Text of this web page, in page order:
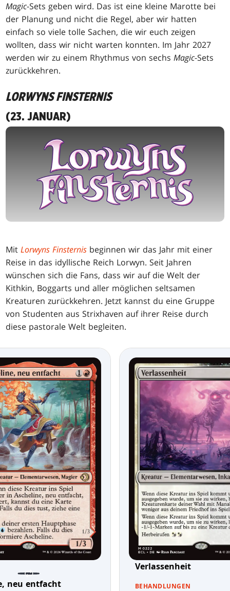
Magic-Sets geben wird. Das ist eine kleine Marotte bei
der Planung und nicht die Regel, aber wir hatten
einfach so viele tolle Sachen, die wir euch zeigen
wollten, dass wir nicht warten konnten. Im Jahr 2027
werden wir zu einem Rhythmus von sechsMagic-Sets
zurückkehren.
LORWYNS FINSTERNIS
(23. JANUAR)
MitLorwyns Finsternis beginnen wir das Jahr mit einer
Reise in das idyllische Reich Lorwyn. Seit Jahren
wünschen sich die Fans, dass wir auf die Welt der
Kithkin, Boggarts und aller möglichen seltsamen
Kreaturen zurückkehren. Jetzt kannst du eine Gruppe
von Studenten aus Strixhaven auf ihrer Reise durch
diese pastorale Welt begleiten.
neu entfacht
Verlassenheit
BEHANDLUNGEN